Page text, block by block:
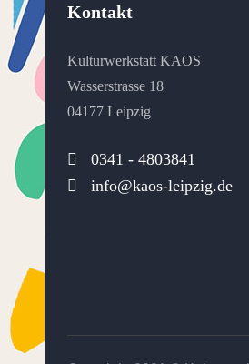
Kontakt
Kulturwerkstatt KAOS
Wasserstrasse 18
04177 Leipzig
0341 - 4803841
info@kaos-leipzig.de